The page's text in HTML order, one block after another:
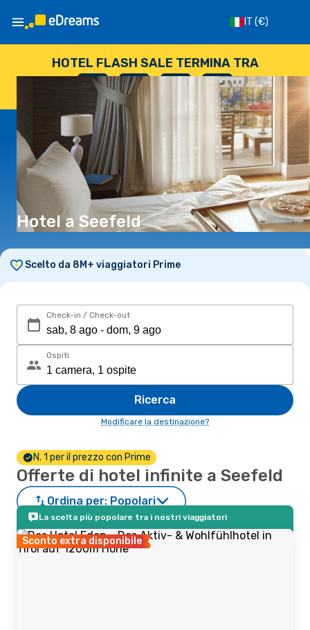
IT (€)
HOTEL FLASH SALE TERMINA TRA
--
GIORNI
: --
ORE
: --
SECONDI
Hotel a Seefeld
Scelto da 8M+ viaggiatori Prime
Check-in / Check-out
Ospiti
Ricerca
Modificare la destinazione?
N. 1 per il prezzo con Prime
Offerte di hotel infinite a Seefeld
Ordina per: Popolari
La scelta più popolare tra i nostri viaggiatori
Sconto extra disponibile